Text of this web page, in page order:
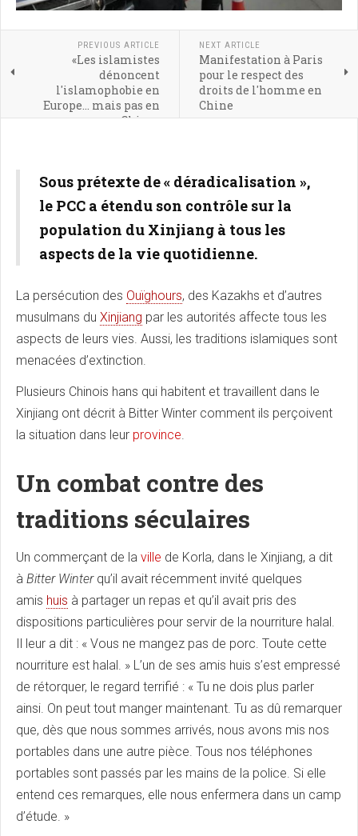
PREVIOUS ARTICLE
«Les islamistes
dénoncent
l'islamophobie en
Europe... mais pas en
Chine»
NEXT ARTICLE
Manifestation à Paris
pour le respect des
droits de l'homme en
Chine
Sous prétexte de « déradicalisation »,
le PCC a étendu son contrôle sur la
population du Xinjiang à tous les
aspects de la vie quotidienne.
La persécution des Ouïghours, des Kazakhs et d’autres
musulmans du Xinjiang par les autorités affecte tous les
aspects de leurs vies. Aussi, les traditions islamiques sont
menacées d’extinction.
Plusieurs Chinois hans qui habitent et travaillent dans le
Xinjiang ont décrit à Bitter Winter comment ils perçoivent
la situation dans leur province
Un combat contre des
traditions séculaires
Un commerçant de la ville de Korla, dans le Xinjiang, a dit
à Bitter Winterqu’il avait récemment invité quelques
amis huis à partager un repas et qu’il avait pris des
dispositions particulières pour servir de la nourriture halal.
Il leur a dit : « Vous ne mangez pas de porc. Toute cette
nourriture est halal. » L’un de ses amis huis s’est empressé
de rétorquer, le regard terrifié : « Tu ne dois plus parler
ainsi. On peut tout manger maintenant. Tu as dû remarquer
que, dès que nous sommes arrivés, nous avons mis nos
portables dans une autre pièce. Tous nos téléphones
portables sont passés par les mains de la police. Si elle
entend ces remarques, elle nous enfermera dans un camp
d’étude. »